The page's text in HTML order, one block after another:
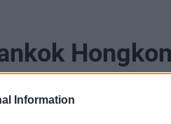
Information